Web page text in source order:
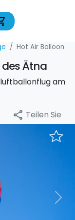
Hot Air Balloon
Ätna
am
share Teilen Sie
Next